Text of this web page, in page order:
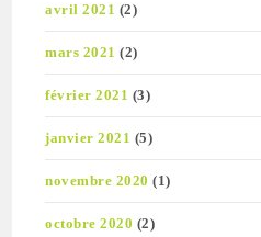
avril 2021 (2)
mars 2021 (2)
février 2021 (3)
janvier 2021 (5)
novembre 2020 (1)
octobre 2020 (2)